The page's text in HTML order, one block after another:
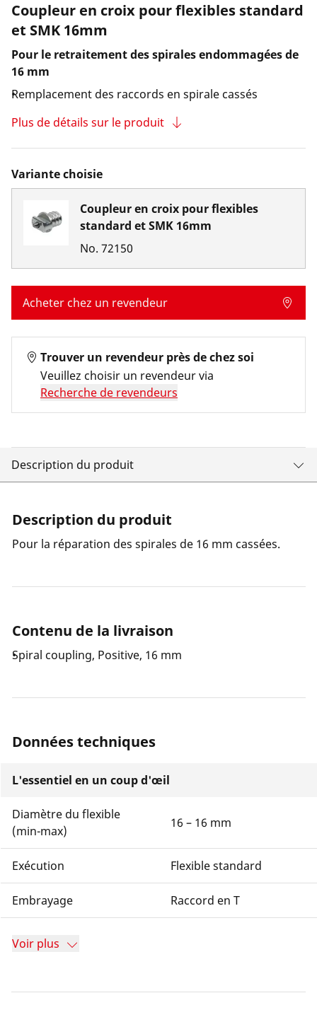
Coupleur en croix pour flexibles standard
et SMK 16mm
Pour le retraitement des spirales endommagées de
16 mm
Remplacement des raccords en spirale cassés
Plus de détails sur le produit
Variante choisie
Coupleur en croix pour flexibles
standard et SMK 16mm
No. 72150
Acheter chez un revendeur
Trouver un revendeur près de chez soi
Veuillez choisir un revendeur via
Recherche de revendeurs
Description du produit
Description du produit
Pour la réparation des spirales de 16 mm cassées.
Contenu de la livraison
Spiral coupling, Positive, 16 mm
Données techniques
L'essentiel en un coup d'œil
Diamètre du flexible
(min-max)
16 – 16 mm
Exécution Flexible standard
Embrayage Raccord en T
Voir plus